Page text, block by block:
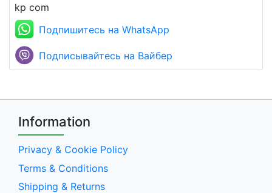
kp com
Подпишитесь на WhatsApp
Подписывайтесь на Вайбер
Information
Privacy & Cookie Policy
Terms & Conditions
Shipping & Returns